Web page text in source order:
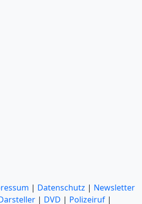
| Datenschutz | Newsletter
| DVD | Polizeiruf |